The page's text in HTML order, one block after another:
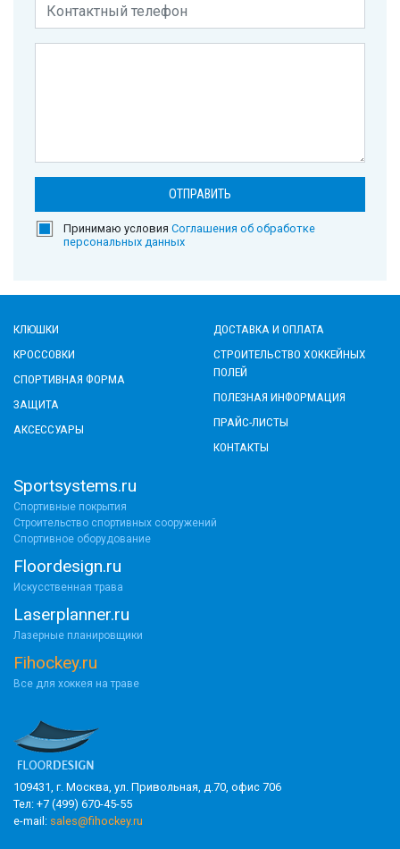
Принимаю условия Соглашения об обработке
персональных данных
КЛЮШКИ
КРОССОВКИ
СПОРТИВНАЯ ФОРМА
ЗАЩИТА
АКСЕССУАРЫ
ДОСТАВКА И ОПЛАТА
СТРОИТЕЛЬСТВО ХОККЕЙНЫХ
ПОЛЕЙ
ПОЛЕЗНАЯ ИНФОРМАЦИЯ
ПРАЙС-ЛИСТЫ
КОНТАКТЫ
Sportsystems.ru
Спортивные покрытия
Строительство спортивных сооружений
Спортивное оборудование
Floordesign.ru
Искусственная трава
Laserplanner.ru
Лазерные планировщики
Fihockey.ru
Все для хоккея на траве
109431, г. Москва, ул. Привольная, д.70, офис 706
Тел: +7 (499) 670-45-55
e-mail: sales@fihockey.ru